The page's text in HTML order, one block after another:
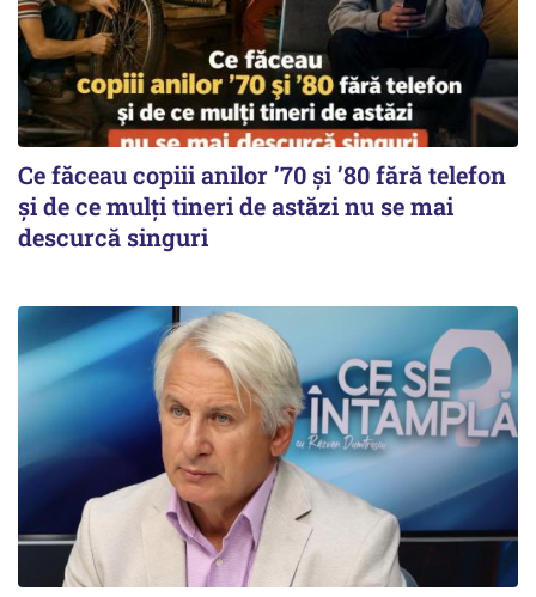
Ce făceau copiii anilor ’70 și ’80 fără telefon
și de ce mulți tineri de astăzi nu se mai
descurcă singuri